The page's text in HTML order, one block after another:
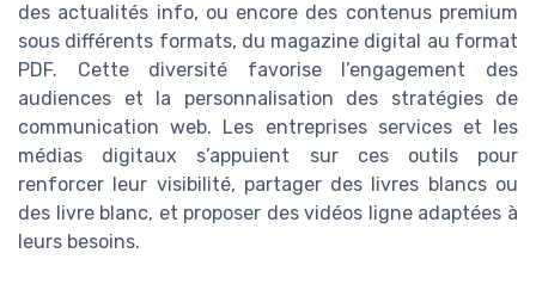
des actualités info, ou encore des contenus premium
sous différents formats, du magazine digital au format
PDF. Cette diversité favorise l’engagement des
audiences et la personnalisation des stratégies de
communication web. Les entreprises services et les
médias digitaux s’appuient sur ces outils pour
renforcer leur visibilité, partager des livres blancs ou
des livre blanc, et proposer des vidéos ligne adaptées à
leurs besoins.